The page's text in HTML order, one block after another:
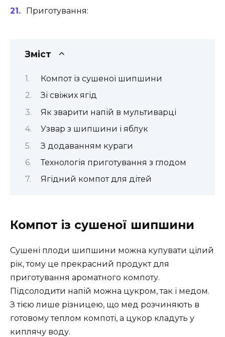
Приготування:
Зміст
Компот із сушеної шипшини
Зі свіжих ягід
Як зварити напій в мультиварці
Узвар з шипшини і яблук
З додаванням кураги
Технологія приготування з глодом
Ягідний компот для дітей
Компот із сушеної шипшини
Сушені плоди шипшини можна купувати цілий
рік, тому це прекрасний продукт для
приготування ароматного компоту.
Підсолодити напій можна цукром, так і медом.
З тією лише різницею, що мед розчиняють в
готовому теплом компоті, а цукор кладуть у
киплячу воду.